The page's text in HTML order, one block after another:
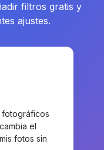
filtros gratis y
ajustes.
fotográficos
el
fotos sin